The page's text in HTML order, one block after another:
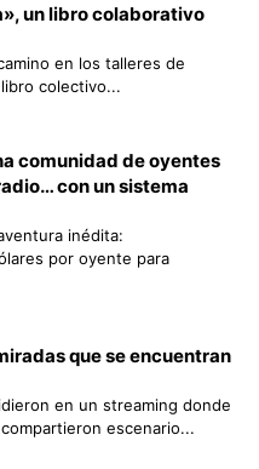
un libro colaborativo
en los talleres de
colectivo...
comunidad de oyentes
con un sistema
inédita:
por oyente para
que se encuentran
en un streaming donde
escenario...